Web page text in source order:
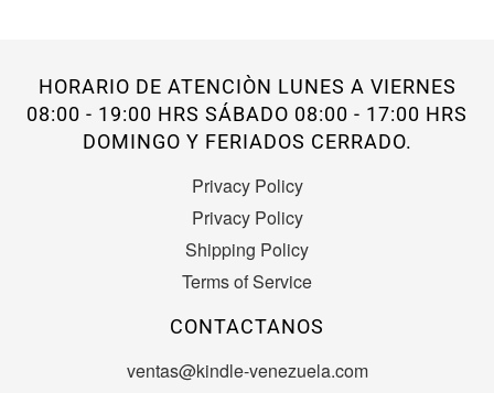
HORARIO DE ATENCIÒN LUNES A VIERNES
08:00 - 19:00 HRS SÁBADO 08:00 - 17:00 HRS
DOMINGO Y FERIADOS CERRADO.
Privacy Policy
Privacy Policy
Shipping Policy
Terms of Service
CONTACTANOS
ventas@kindle-venezuela.com